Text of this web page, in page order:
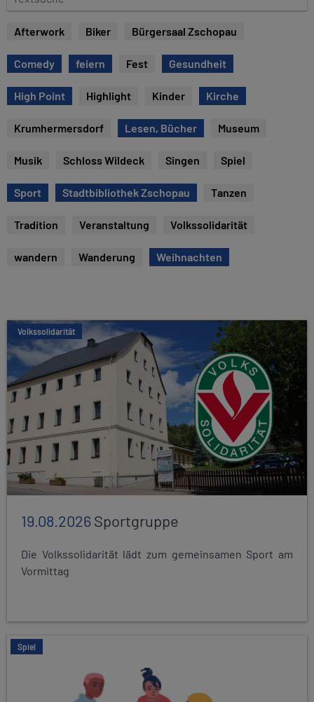
e
s
u
c
Afterwork Biker Bürgersaal Zschopau
Comedy feiern Fest Gesundheit
High Point Highlight Kinder Kirche
Krumhermersdorf Lesen, Bücher Museum
Musik Schloss Wildeck Singen Spiel
Sport Stadtbibliothek Zschopau Tanzen
Tradition Veranstaltung Volkssolidarität
wandern Wanderung Weihnachten
Volkssolidarität
19.08.2026Sportgruppe
Die Volkssolidarität lädt zum gemeinsamen Sport am
Vormittag
Spiel